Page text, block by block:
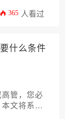
主精准预
365 人看过
什么条件
管，您必
文将系统